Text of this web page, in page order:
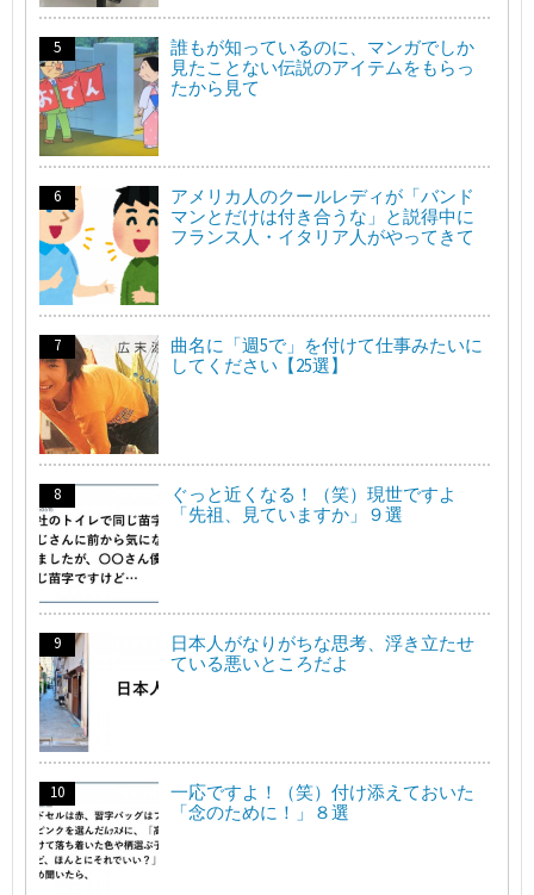
誰もが知っているのに、マンガでしか
見たことない伝説のアイテムをもらっ
たから見て
アメリカ人のクールレディが「バンド
マンとだけは付き合うな」と説得中に
フランス人・イタリア人がやってきて
曲名に「週5で」を付けて仕事みたいに
してください【25選】
ぐっと近くなる！（笑）現世ですよ
「先祖、見ていますか」９選
日本人がなりがちな思考、浮き立たせ
ている悪いところだよ
一応ですよ！（笑）付け添えておいた
「念のために！」８選